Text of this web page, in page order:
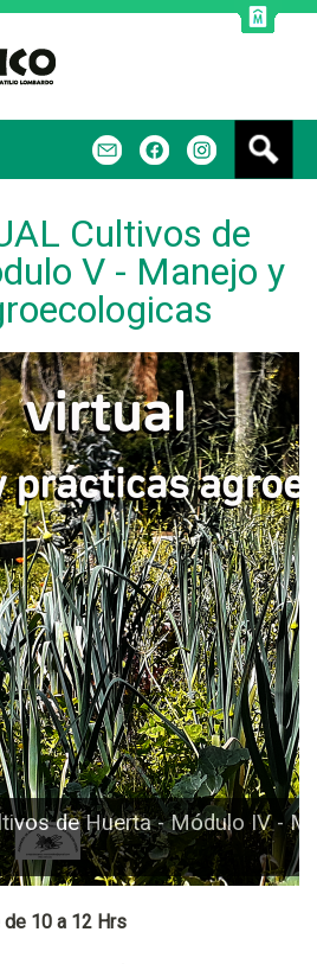
Cultivos de
V - Manejo y
de Huerta - Módulo IV -
10 a 12 Hrs
s
a
r